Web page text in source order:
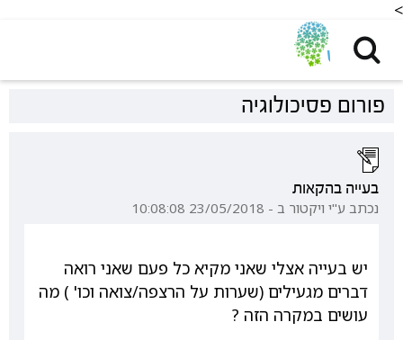
<
פורום פסיכולוגיה
בעייה בהקאות
נכתב ע"י ויקטור ב - 23/05/2018 10:08:08
יש בעייה אצלי שאני מקיא כל פעם שאני רואה
דברים מגעילים (שערות על הרצפה/צואה וכו' ) מה
עושים במקרה הזה ?